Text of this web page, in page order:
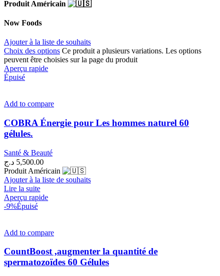
Produit Américain
Now Foods
Ajouter à la liste de souhaits
Choix des options Ce produit a plusieurs variations. Les options
peuvent être choisies sur la page du produit
Aperçu rapide
Épuisé
Add to compare
COBRA Énergie pour Les hommes naturel 60
gélules.
Santé & Beauté
5,500.00 د.ج
Produit Américain
Ajouter à la liste de souhaits
Lire la suite
Aperçu rapide
-9%Épuisé
Add to compare
CountBoost ,augmenter la quantité de
spermatozoïdes 60 Gélules